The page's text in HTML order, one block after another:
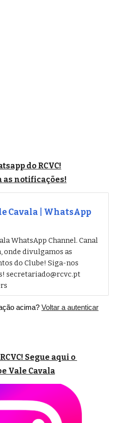
do RCVC!
as notificações!
Cavala | WhatsApp
WhatsApp Channel. Canal
onde divulgamos as
do Clube! Siga-nos
secretariado@rcvc.pt
acima? Voltar a autenticar
Segue aqui o
Vale Cavala